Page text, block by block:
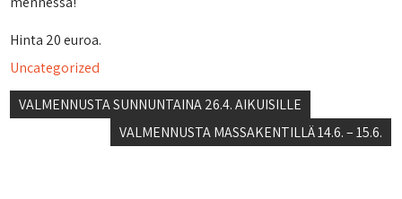
Hinta 20 euroa.
Uncategorized
Artikkelien
VALMENNUSTA SUNNUNTAINA 26.4. AIKUISILLE
VALMENNUSTA MASSAKENTILLÄ 14.6. – 15.6.